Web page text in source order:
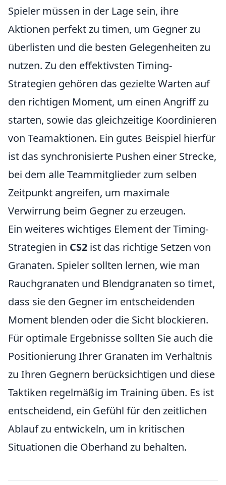
Spieler müssen in der Lage sein, ihre
Aktionen perfekt zu timen, um Gegner zu
überlisten und die besten Gelegenheiten zu
nutzen. Zu den effektivsten Timing-
Strategien gehören das gezielte Warten auf
den richtigen Moment, um einen Angriff zu
starten, sowie das gleichzeitige Koordinieren
von Teamaktionen. Ein gutes Beispiel hierfür
ist das synchronisierte Pushen einer Strecke,
bei dem alle Teammitglieder zum selben
Zeitpunkt angreifen, um maximale
Verwirrung beim Gegner zu erzeugen.
Ein weiteres wichtiges Element der Timing-
Strategien in CS2 ist das richtige Setzen von
Granaten. Spieler sollten lernen, wie man
Rauchgranaten und Blendgranaten so timet,
dass sie den Gegner im entscheidenden
Moment blenden oder die Sicht blockieren.
Für optimale Ergebnisse sollten Sie auch die
Positionierung Ihrer Granaten im Verhältnis
zu Ihren Gegnern berücksichtigen und diese
Taktiken regelmäßig im Training üben. Es ist
entscheidend, ein Gefühl für den zeitlichen
Ablauf zu entwickeln, um in kritischen
Situationen die Oberhand zu behalten.